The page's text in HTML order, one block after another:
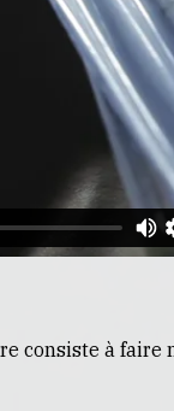
consiste à faire